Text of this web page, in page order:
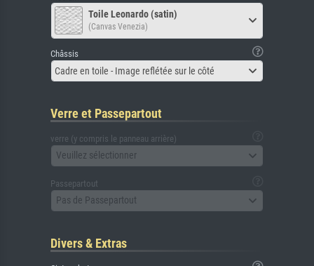
Toile Leonardo (satin)
(Canvas Venezia)
Châssis
Cadre en toile - Image reflétée sur le côté
Verre et Passepartout
verre (y compris le panneau arrière)
Veuillez sélectionner
Passepartout
Pas de Passepartout
Divers & Extras